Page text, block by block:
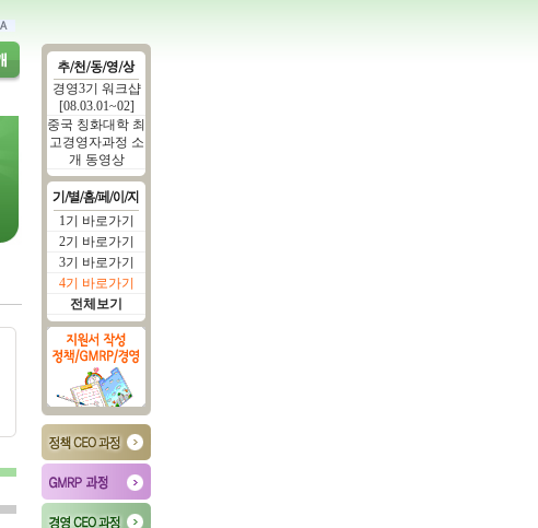
경영3기 워크샵
[08.03.01~02]
중국 칭화대학 최
고경영자과정 소
개 동영상
1기 바로가기
2기 바로가기
3기 바로가기
4기 바로가기
전체보기